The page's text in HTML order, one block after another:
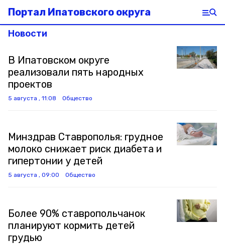
Портал Ипатовского округа
Новости
В Ипатовском округе
реализовали пять народных
проектов
5 августа , 11:08 Общество
Минздрав Ставрополья: грудное
молоко снижает риск диабета и
гипертонии у детей
5 августа , 09:00 Общество
Более 90% ставропольчанок
планируют кормить детей
грудью